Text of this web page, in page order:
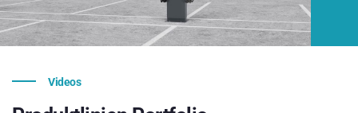
Videos